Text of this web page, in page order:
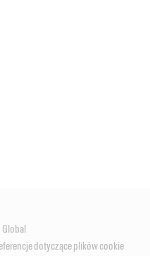
Global
dotyczące plików cookie